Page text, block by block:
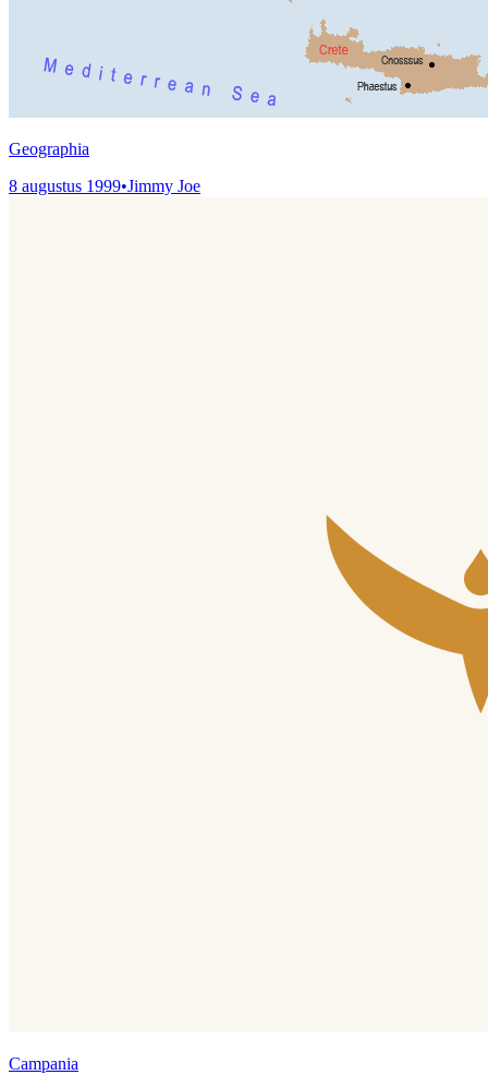
Geographia
8 augustus 1999•Jimmy Joe
Campania